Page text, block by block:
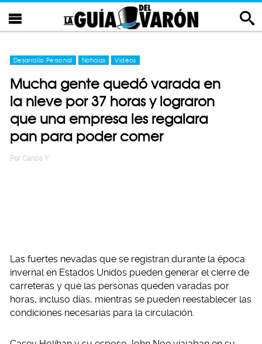
Desarrollo Personal Noticias Videos
Mucha gente quedó varada en
la nieve por 37 horas y lograron
que una empresa les regalara
pan para poder comer
Por Carlos Y
Las fuertes nevadas que se registran durante la época
invernal en Estados Unidos pueden generar el cierre de
carreteras y que las personas queden varadas por
horas, incluso días, mientras se pueden reestablecer las
condiciones necesarias para la circulación.